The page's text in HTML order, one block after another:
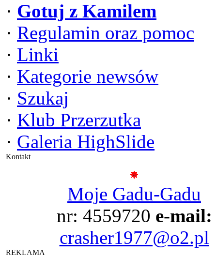
· Gotuj z Kamilem
· Regulamin oraz pomoc
· Linki
· Kategorie newsów
· Szukaj
· Klub Przerzutka
· Galeria HighSlide
Kontakt
Moje Gadu-Gadu
nr: 4559720 e-mail:
crasher1977@o2.pl
REKLAMA